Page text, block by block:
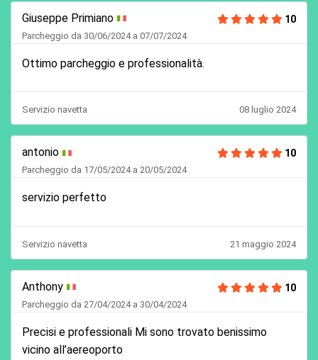
Giuseppe Primiano 10
Parcheggio da 30/06/2024 a 07/07/2024
Ottimo parcheggio e professionalità.
Servizio navetta 08 luglio 2024
antonio 10
Parcheggio da 17/05/2024 a 20/05/2024
servizio perfetto
Servizio navetta 21 maggio 2024
Anthony 10
Parcheggio da 27/04/2024 a 30/04/2024
Precisi e professionali Mi sono trovato benissimo
vicino all’aereoporto